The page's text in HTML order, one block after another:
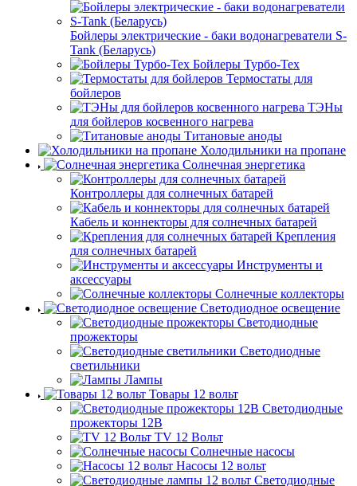
Бойлеры электрические - баки водонагреватели S-
Tank (Беларусь)
Бойлеры Турбо-Тех
Термостаты для
бойлеров
ТЭНы
для бойлеров косвенного нагрева
Титановые аноды
Холодильники на пропане
Солнечная энергетика
Контроллеры для солнечных батарей
Кабель и коннекторы для солнечных батарей
Крепления
для солнечных батарей
Инструменты и
аксессуары
Солнечные коллекторы
Светодиодное освещение
Светодиодные
прожекторы
Светодиодные
светильники
Лампы
Товары 12 вольт
Светодиодные
прожекторы 12В
TV 12 Вольт
Солнечные насосы
Насосы 12 вольт
Светодиодные